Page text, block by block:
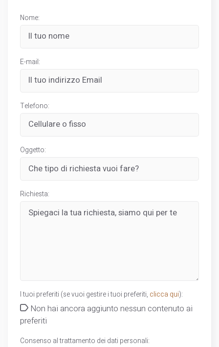
Nome:
E-mail:
Telefono:
Oggetto:
Richiesta:
I tuoi preferiti (se vuoi gestire i tuoi preferiti, clicca qui):
Non hai ancora aggiunto nessun contenuto ai
preferiti
Consenso al trattamento dei dati personali: